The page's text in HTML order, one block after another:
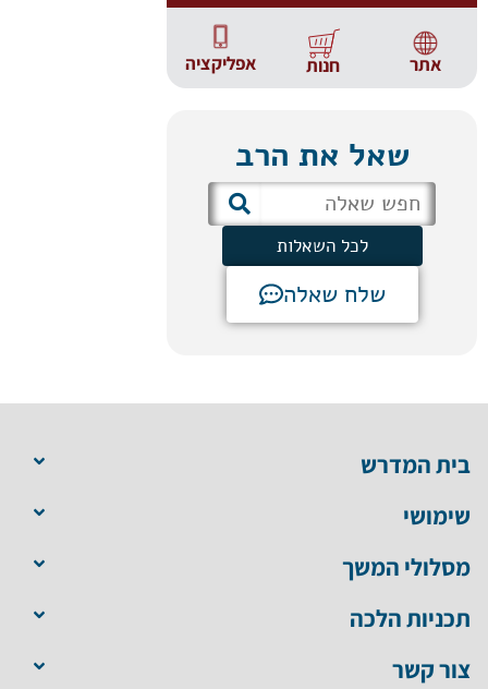
אתר חנות אפליקציה
שאל את הרב
לכל השאלות
שלח שאלה
בית המדרש
שימושי
מסלולי המשך
תכניות הלכה
צור קשר